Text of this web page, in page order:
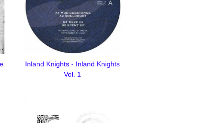
Inland Knights - Inland Knights
Vol. 1